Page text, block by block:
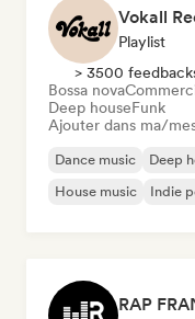
Vokall
Playlist
> 3500
Bossa nova
Deep houseFunk
Ajouter dans ma/
Dance music Deep
House music
Indie